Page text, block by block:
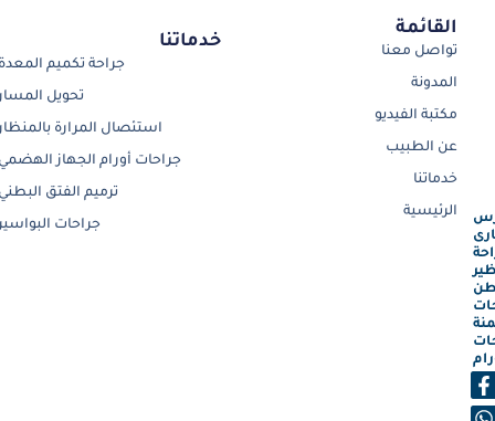
القائمة
تواصل معنا
المدونة
مكتبة الفيديو
عن الطبيب
خدماتنا
الرئيسية
خدماتنا
جراحة تكميم
تحويل
استئصال المرارة
جراحات أورام الجهاز
ترميم الفتق
جراحات
F
a
h